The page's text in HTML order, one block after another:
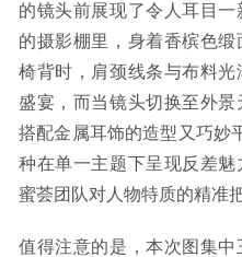
的镜头前展现了令人耳目
的摄影棚里，身着香槟色
椅背时，肩颈线条与布料
盛宴，而当镜头切换至外
搭配金属耳饰的造型又巧
种在单一主题下呈现反差
蜜荟团队对人物特质的精准
值得注意的是，本次图集